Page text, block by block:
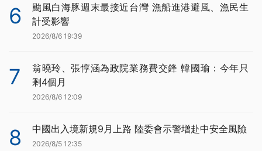
6
颱風白海豚週末最接近台灣 漁船進港避風、漁民生
計受影響
2026/8/6 19:39
7
翁曉玲、張惇涵為政院業務費交鋒 韓國瑜：今年只
剩4個月
2026/8/6 12:09
8 中國出入境新規9月上路 陸委會示警增赴中安全風險
2026/8/5 12:35